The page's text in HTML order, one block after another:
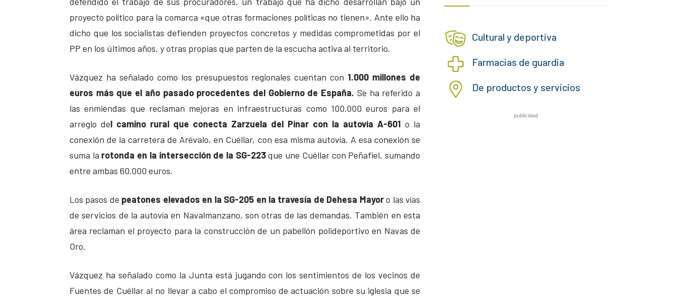
proyecto político para la comarca «que otras formaciones políticas no tienen». Ante ello ha
dicho que los socialistas defienden proyectos concretos y medidas comprometidas por el
PP en los últimos años, y otras propias que parten de la escucha activa al territorio.
Vázquez ha señalado como los presupuestos regionales cuentan con 1.000 millones de
euros más que el año pasado procedentes del Gobierno de España. Se ha referido a
las enmiendas que reclaman mejoras en infraestructuras como 100.000 euros para el
arreglo del camino rural que conecta Zarzuela del Pinar con la autovía A-601 o la
conexión de la carretera de Arévalo, en Cuéllar, con esa misma autovía. A esa conexión se
suma la rotonda en la intersección de la SG-223que une Cuéllar con Peñafiel, sumando
entre ambas 60.000 euros.
Los pasos de peatones elevados en la SG-205 en la travesía de Dehesa Mayoro las vías
de servicios de la autovía en Navalmanzano, son otras de las demandas. También en esta
área reclaman el proyecto para la construcción de un pabellón polideportivo en Navas de
Oro.
Vázquez ha señalado como la Junta está jugando con los sentimientos de los vecinos de
Fuentes de Cuéllar al no llevar a cabo el compromiso de actuación sobre su iglesia que se
Cultural y deportiva
Farmacias de guardia
De productos y servicios
publicidad